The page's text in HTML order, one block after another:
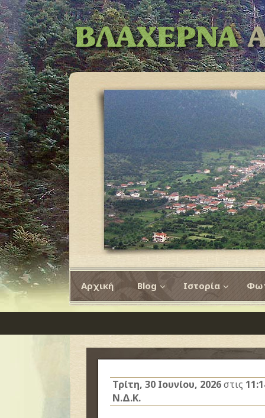
Αρχική Blog Ιστορία
Τρίτη, 30 Ιουνίου, 2026στις
Ν.Δ.Κ.